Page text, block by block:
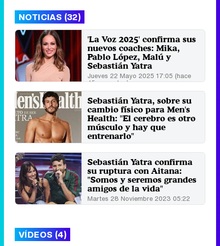
NOTICIAS (32)
'La Voz 2025' confirma sus
nuevos coaches: Mika,
Pablo López, Malú y
Sebastián Yatra
Jueves 22 Mayo 2025 17:05 (hace
45 segundos)
Sebastián Yatra, sobre su
cambio físico para Men's
Health: "El cerebro es otro
músculo y hay que
entrenarlo"
Martes 21 Mayo 2024 15:04
Sebastián Yatra confirma
su ruptura con Aitana:
"Somos y seremos grandes
amigos de la vida"
Martes 28 Noviembre 2023 05:22
VÍDEOS (4)